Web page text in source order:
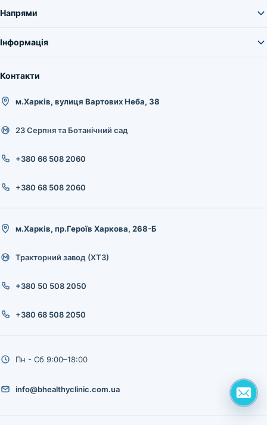
Напрями
Інформація
Контакти
м.Харків, вулиця Вартових Неба, 38
23 Серпня та Ботанічний сад
+380 66 508 2060
+380 68 508 2060
м.Харків, пр.Героїв Харкова, 268-Б
Тракторний завод (ХТЗ)
+380 50 508 2050
+380 68 508 2050
Пн - Сб 9:00–18:00
info@bhealthyclinic.com.ua